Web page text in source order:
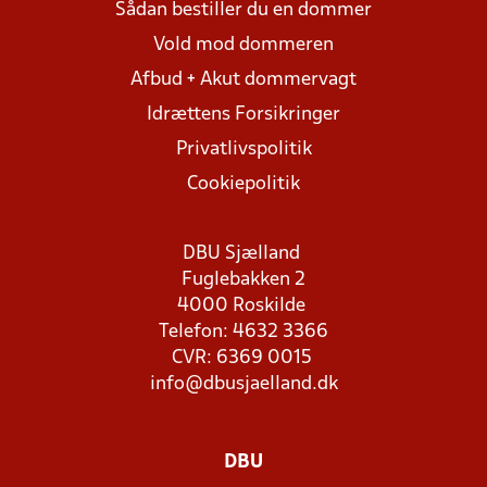
Sådan bestiller du en dommer
Vold mod dommeren
Afbud + Akut dommervagt
Idrættens Forsikringer
Privatlivspolitik
Cookiepolitik
DBU Sjælland
Fuglebakken 2
4000 Roskilde
Telefon: 4632 3366
CVR: 6369 0015
info@dbusjaelland.dk
DBU